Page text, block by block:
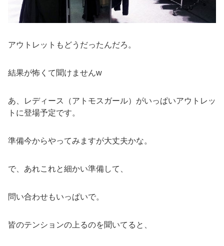
アウトレットもどうだったんだろ。
結果が怖くて聞けませんw
あ、レディース（アトモスガール）がいっぱいアウトレッ
トに登場予定です。
準備今からやってみますが大丈夫かな。
で、あれこれと細かい準備して、
問い合わせもいっぱいで。
皆のテンションの上るのを聞いてると、